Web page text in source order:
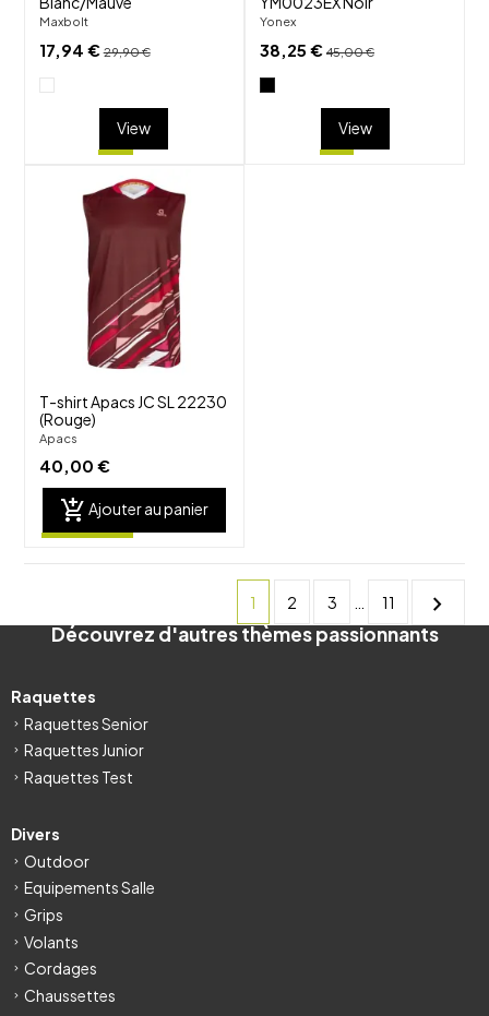
Maxbolt
17,94 €29,90 €
View
Yonex
38,25 € 45,00 €
View
T-shirt Apacs JC SL 22230
(Rouge)
Apacs
40,00 €
add_shopping_cart Ajouter au panier
1 2 3 11 chevron_right
Découvrez d'autres thèmes passionnants
Raquettes
Raquettes Senior
Raquettes Junior
Raquettes Test
Divers
Outdoor
Equipements Salle
Grips
Volants
Cordages
Chaussettes